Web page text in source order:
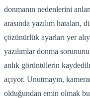
donmanın nedenlerini
arasında yazılım
çözünürlük ayarları yer
yazılımlar donma
anlık görüntülerin
açıyor. Unutmayın,
olduğundan emin olmak